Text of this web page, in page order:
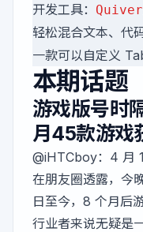
开发工具： Quiver
轻松混合文本、代码
一款可以自定义
本期话题
游戏版号时
月45款游戏
@iHTCboy：4 月
在朋友圈透露，今
日至今，8 个月后
行业者来说无疑是